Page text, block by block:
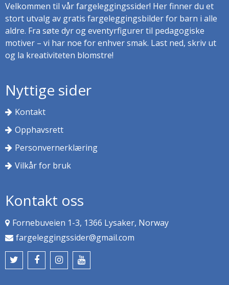
Velkommen til vår fargeleggingssider! Her finner du et
stort utvalg av gratis fargeleggingsbilder for barn i alle
aldre. Fra søte dyr og eventyrfigurer til pedagogiske
motiver – vi har noe for enhver smak. Last ned, skriv ut
og la kreativiteten blomstre!
Nyttige sider
Kontakt
Opphavsrett
Personvernerklæring
Vilkår for bruk
Kontakt oss
Fornebuveien 1-3, 1366 Lysaker, Norway
fargeleggingssider@gmail.com